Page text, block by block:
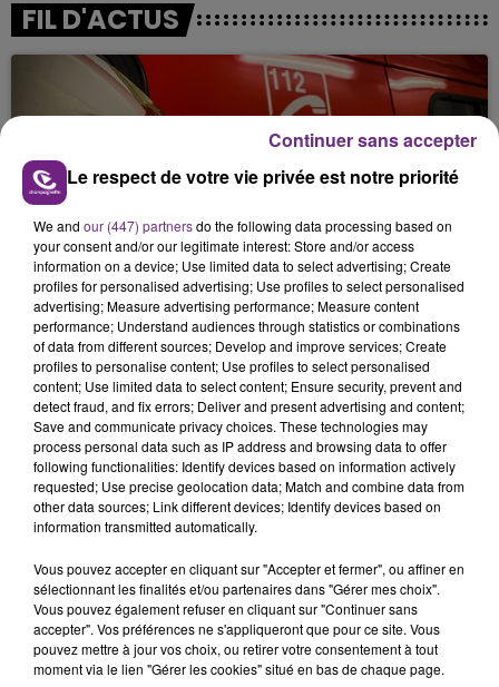
FIL D'ACTUS
UN FEU DE REMORQUE BLOQUE LA
CIRCULATION DANS LES ARDENNES
Un feu de remorque s'est déclaré ce mercredi en
fin de matinée sur l'A34.
VENEZ FÊTER CE WEEK-END
L'ANNIVERSAIRE DE WOINIC
Ce samedi 8 août sera un grand jour :
l'anniversaire du plus gros sanglier du monde.
Une fête est donc organisée et vous êtes tous
conviés !
TITRES DIFFUSÉS
Le respect de votre vie privée est notre priorité
We and our (447) partnersdo the following data processing based on
your consent and/or our legitimate interest: Store and/or access
information on a device; Use limited data to select advertising; Create
profiles for personalised advertising; Use profiles to select personalised
advertising; Measure advertising performance; Measure content
performance; Understand audiences through statistics or combinations
of data from different sources; Develop and improve services; Create
profiles to personalise content; Use profiles to select personalised
content; Use limited data to select content; Ensure security, prevent and
detect fraud, and fix errors; Deliver and present advertising and content;
Save and communicate privacy choices. These technologies may
process personal data such as IP address and browsing data to offer
following functionalities: Identify devices based on information actively
requested; Use precise geolocation data; Match and combine data from
other data sources; Link different devices; Identify devices based on
information transmitted automatically.
Vous pouvez accepter en cliquant sur "Accepter et fermer", ou affiner en
sélectionnant les finalités et/ou partenaires dans "Gérer mes choix".
Vous pouvez également refuser en cliquant sur "Continuer sans
accepter". Vos préférences ne s'appliqueront que pour ce site. Vous
pouvez mettre à jour vos choix, ou retirer votre consentement à tout
moment via le lien "Gérer les cookies" situé en bas de chaque page.
Continuer sans accepter